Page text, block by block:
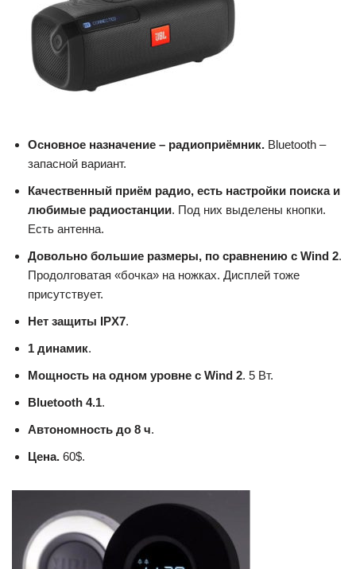
Основное назначение – радиоприёмник. Bluetooth –
запасной вариант.
Качественный приём радио, есть настройки поиска и
любимые радиостанции. Под них выделены кнопки.
Есть антенна.
Довольно большие размеры, по сравнению с Wind 2.
Продолговатая «бочка» на ножках. Дисплей тоже
присутствует.
Нет защиты IPX7.
1 динамик.
Мощность на одном уровне с Wind 2. 5 Вт.
Bluetooth 4.1.
Автономность до 8 ч.
Цена. 60$.